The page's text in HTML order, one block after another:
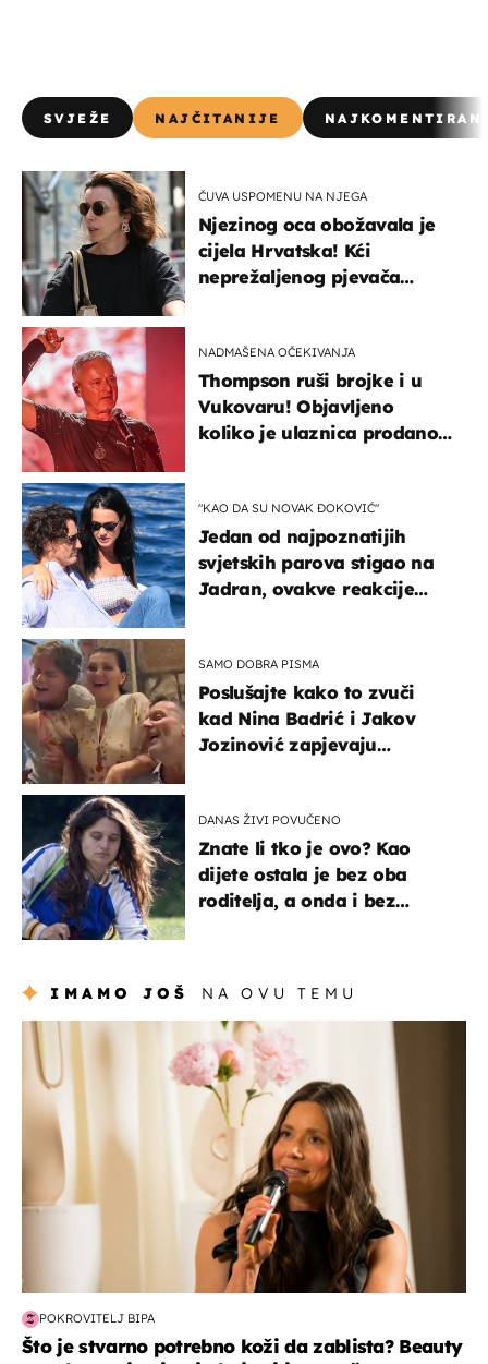
SVJEŽE NAJČITANIJE
ČUVA USPOMENU NA NJEGA
Njezinog oca obožavala je
cijela Hrvatska! Kći
neprežaljenog pjevača
NADMAŠENA OČEKIVANJA
Thompson ruši brojke i u
Vukovaru! Objavljeno
koliko je ulaznica prodano
"KAO DA SU NOVAK ĐOKOVIĆ"
Jedan od najpoznatijih
svjetskih parova stigao na
Jadran, ovakve reakcije
SAMO DOBRA PISMA
Poslušajte kako to zvuči
kad Nina Badrić i Jakov
Jozinović zapjevaju
DANAS ŽIVI POVUČENO
Znate li tko je ovo? Kao
dijete ostala je bez oba
roditelja, a onda i bez
IMAMO JOŠ NA OVU TEMU
moda & ljepota
POKROVITELJ BIPA
Što je stvarno potrebno koži da zablista? Beauty